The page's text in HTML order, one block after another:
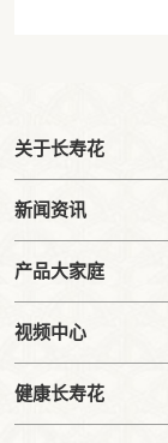
关于长寿花
新闻资讯
产品大家庭
视频中心
健康长寿花